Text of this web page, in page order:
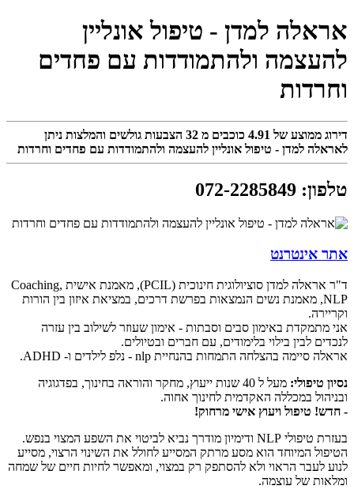
אראלה למדן - טיפול אונליין
להעצמה ולהתמודדות עם פחדים
וחרדות
דירוג ממוצע של 4.91 כוכבים מ 32 הצבעות גולשים והמלצות ניתן
לאראלה למדן - טיפול אונליין להעצמה ולהתמודדות עם פחדים וחרדות
טלפון:
072-2285849
אתר אינטרנט
ד"ר אראלה למדן סוציולוגית חינוכית (PCIL), מאמנת אישית Coaching,
NLP, מאמנת נשים הנמצאות בפרשת דרכים, במציאת איזון בין הורות
וקריירה.
אני מתמקדת באימון סבים וסבתות - אימון שעוזר לשילוב בין עזרה
לנכדים לבין בילוי בלימודים, עם חברים ובטיולים.
אראלה סיימה בהצלחה התמחות בהנחיית nlp - נלפ לילדים ו- ADHD.
נסיון טיפולי:
מעל ל 40 שנות ייעוץ, מחקר והוראה בחינוך, בפדגוגיה
ובניהול במכללה האקדמית לחינוך אחוה.
- חדש! טיפול ויעוץ אישי מרחוק!
בעזרת טיפולי NLP ודימיון מודרך נביא לביטוי את השפע המצוי בנפש.
הטיפול המיוחד הוא מסע מרתק המסייע לחולל את השינוי הרצוי, מסייע
לנוע לעבר הראוי ולא להסתפק רק במצוי, ומאפשר לחיות חיים של שמחה
ומלאות של עוצמה.